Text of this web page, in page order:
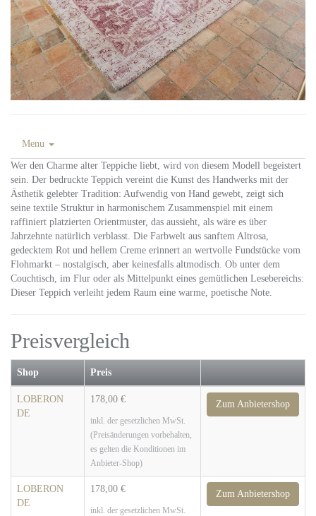
Menu
Wer den Charme alter Teppiche liebt, wird von diesem Modell begeistert
sein. Der bedruckte Teppich vereint die Kunst des Handwerks mit der
Ästhetik gelebter Tradition: Aufwendig von Hand gewebt, zeigt sich
seine textile Struktur in harmonischem Zusammenspiel mit einem
raffiniert platzierten Orientmuster, das aussieht, als wäre es über
Jahrzehnte natürlich verblasst. Die Farbwelt aus sanftem Altrosa,
gedecktem Rot und hellem Creme erinnert an wertvolle Fundstücke vom
Flohmarkt – nostalgisch, aber keinesfalls altmodisch. Ob unter dem
Couchtisch, im Flur oder als Mittelpunkt eines gemütlichen Lesebereichs:
Dieser Teppich verleiht jedem Raum eine warme, poetische Note.
Preisvergleich
Shop Preis
LOBERON
DE
178,00 €
inkl. der gesetzlichen MwSt.
(Preisänderungen vorbehalten,
es gelten die Konditionen im
Anbieter-Shop)
Zum Anbietershop
LOBERON
DE
178,00 €
inkl. der gesetzlichen MwSt.
Zum Anbietershop